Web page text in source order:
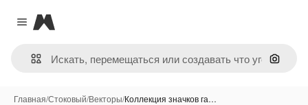
Close menu
Magnific
Поиск
Главная/Стоковый/Векторы/Коллекция значков га…